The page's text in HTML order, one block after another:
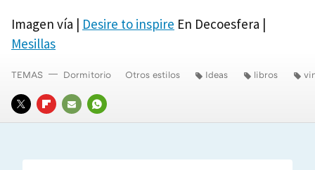
Imagen vía | Desire to inspire En Decoesfera |
Mesillas
TWITTERFLIPBOARD
E-
WHATSAPP
TEMAS Dormitorio Otros estilos Ideas libros